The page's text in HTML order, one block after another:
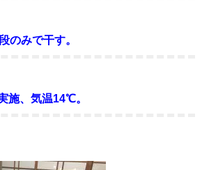
のみで干す。
施、気温14℃。